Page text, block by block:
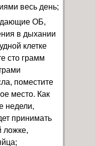
весь день;
ОБ,
в дыхании
клетке
сто грамм
поместите
место. Как
недели,
принимать
ложке,